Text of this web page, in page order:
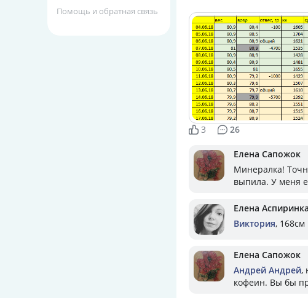
3 26
Елена Сапожок
Минералка!
выпила. У меня
Елена Аспиринка
Виктория, 168см
Елена Сапожок
Андрей Андрей,
кофеин. Вы бы
Помощь и обратная связь